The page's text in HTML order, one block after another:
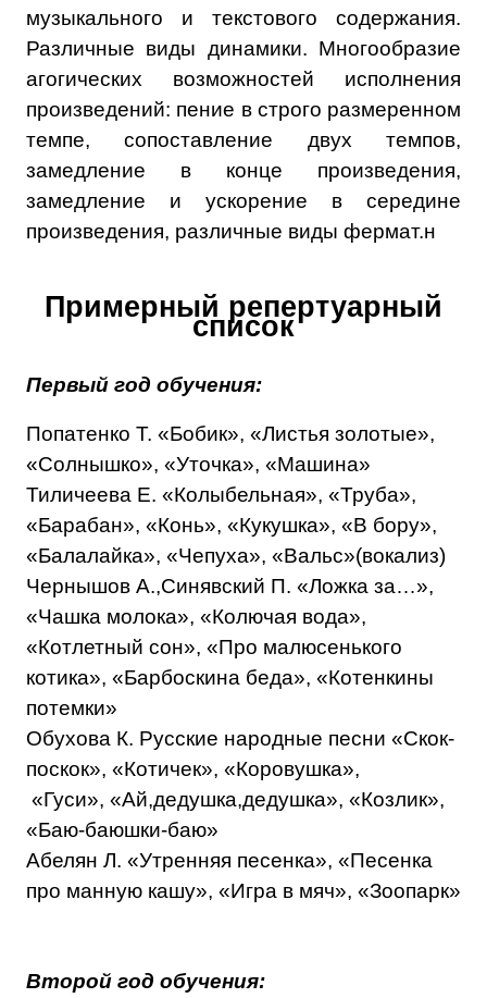
музыкального и текстового содержания.
Различные виды динамики. Многообразие
агогических возможностей исполнения
произведений: пение в строго размеренном
темпе, сопоставление двух темпов,
замедление в конце произведения,
замедление и ускорение в середине
произведения, различные виды фермат.н
Примерный репертуарный
список
Первый год обучения:
Попатенко Т. «Бобик», «Листья золотые»,
«Солнышко», «Уточка», «Машина»
Тиличеева Е. «Колыбельная», «Труба»,
«Барабан», «Конь», «Кукушка», «В бору»,
«Балалайка», «Чепуха», «Вальс»(вокализ)
Чернышов А.,Синявский П. «Ложка за…»,
«Чашка молока», «Колючая вода»,
«Котлетный сон», «Про малюсенького
котика», «Барбоскина беда», «Котенкины
потемки»
Обухова К. Русские народные песни «Скок-
поскок», «Котичек», «Коровушка»,
«Гуси», «Ай,дедушка,дедушка», «Козлик»,
«Баю-баюшки-баю»
Абелян Л. «Утренняя песенка», «Песенка
про манную кашу», «Игра в мяч», «Зоопарк»
Второй год обучения: